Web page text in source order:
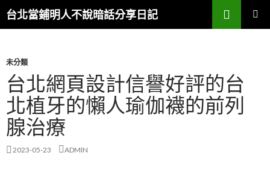
台北當鋪明人不說暗話分享日記
搜
尋
容
未分類
台北網頁設計信譽好評的台
北植牙的懶人瑜伽襪的前列
腺治療
2023-05-23 ADMIN